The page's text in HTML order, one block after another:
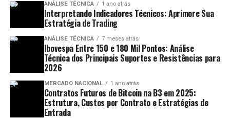
ANÁLISE TÉCNICA 1 ano atrás
Interpretando Indicadores Técnicos: Aprimore Sua
Estratégia de Trading
ANÁLISE TÉCNICA 7 meses atrás
Ibovespa Entre 150 e 180 Mil Pontos: Análise
Técnica dos Principais Suportes e Resistências para
2026
MERCADO NACIONAL 1 ano atrás
Contratos Futuros de Bitcoin na B3 em 2025:
Estrutura, Custos por Contrato e Estratégias de
Entrada